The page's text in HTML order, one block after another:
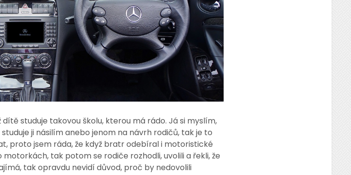
studuje takovou školu, kterou má rádo. Já si myslím,
ji násilím anebo jenom na návrh rodičů, tak je to
proto jsem ráda, že když bratr odebíral i motoristické
tak potom se rodiče rozhodli, uvolili a řekli, že
tak opravdu nevidí důvod, proč by nedovolili